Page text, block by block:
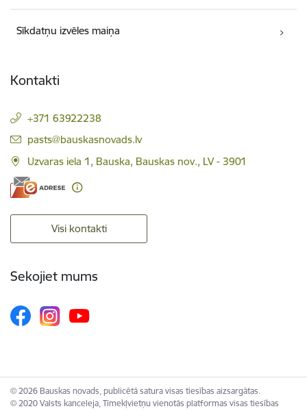
Sīkdatņu izvēles maiņa
Kontakti
+371 63922238
E-pasts:
pasts@bauskasnovads.lv
Uzvaras iela 1, Bauska, Bauskas nov., LV - 3901
Visi kontakti
Sekojiet mums
© 2026 Bauskas novads, publicētā satura visas tiesības aizsargātas.
© 2020 Valsts kanceleja, Tīmekļvietņu vienotās platformas visas tiesības